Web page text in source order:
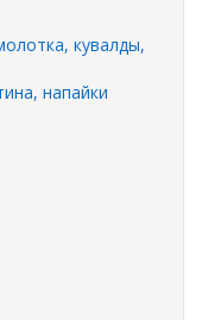
кувалды,
напайки